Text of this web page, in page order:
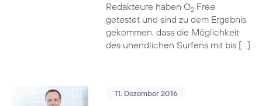
Redakteure haben O2Free
getestet und sind zu dem Ergebnis
gekommen, dass die Möglichkeit
des unendlichen Surfens mit bis […]
11. Dezember 2016